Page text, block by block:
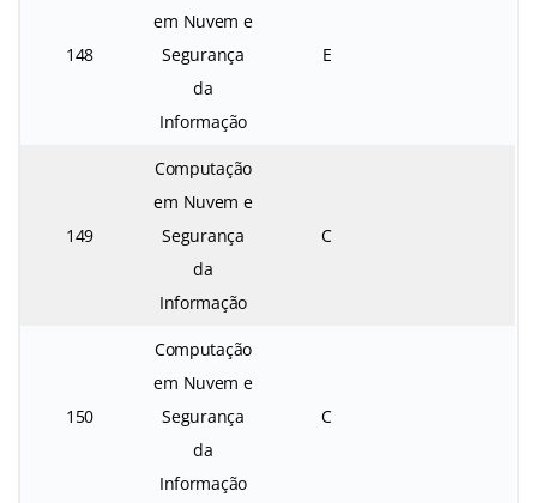
148
em Nuvem e
Segurança
da
Informação
E
149
Computação
em Nuvem e
Segurança
da
Informação
C
150
Computação
em Nuvem e
Segurança
da
Informação
C